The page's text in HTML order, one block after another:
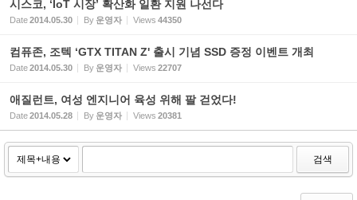
시스코, ‘IoT 시장’ 확산화 일환 지원 나선다
Date2014.05.30 By 운영자 Views 44350
컴퓨존, 조텍 ‘GTX TITAN Z' 출시 기념 SSD 증정 이벤트 개최
Date2014.05.30 By 운영자 Views 22707
애질런트, 여성 엔지니어 육성 위해 팔 걷었다!
Date2014.05.28 By 운영자 Views 20381
검색